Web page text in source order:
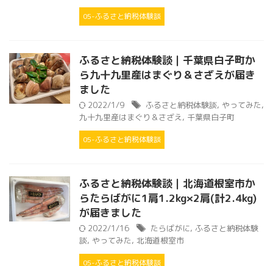
05-ふるさと納税体験談
ふるさと納税体験談｜千葉県白子町か
ら九十九里産はまぐり＆さざえが届き
ました
2022/1/9 ふるさと納税体験談, やってみた,
九十九里産はまぐり＆さざえ, 千葉県白子町
05-ふるさと納税体験談
ふるさと納税体験談｜北海道根室市か
らたらばがに1肩1.2kg×2肩(計2.4kg)
が届きました
2022/1/16 たらばがに, ふるさと納税体験
談, やってみた, 北海道根室市
05-ふるさと納税体験談